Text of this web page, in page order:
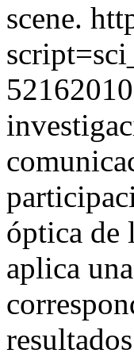
scene.
óptica de
aplica